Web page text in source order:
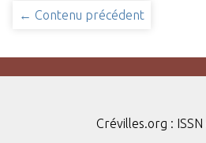
← Contenu précédent
Crévilles.org :